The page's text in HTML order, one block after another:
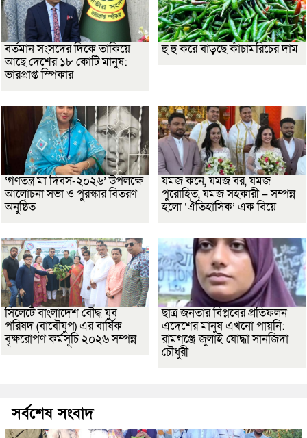
বর্তমান সংসদের দিকে তাকিয়ে
আছে দেশের ১৮ কোটি মানুষ:
ভারপ্রাপ্ত স্পিকার
হু হু করে বাড়ছে কাঁচামরিচের দাম
‘গণতন্ত্র মা দিবস-২০২৬’ উপলক্ষে
আলোচনা সভা ও পুরস্কার বিতরণ
অনুষ্ঠিত
যমজ কনে, যমজ বর, যমজ
পুরোহিত, যমজ সহকারী – সম্পন্ন
হলো ‘ঐতিহাসিক’ এক বিয়ে
সিলেটে বাংলাদেশ বৌদ্ধ যুব
পরিষদ (বাবৌযুপ) এর বার্ষিক
বৃক্ষরোপণ কর্মসূচি ২০২৬ সম্পন্ন
ছাত্র জনতার বিপ্লবের প্রতিফলন
এদেশের মানুষ এখনো পায়নি:
রামগঞ্জে জুলাই যোদ্ধা সানজিদা
চৌধুরী
সর্বশেষ সংবাদ